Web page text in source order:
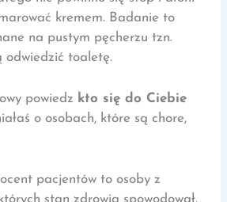
kremem. Badanie to
na pustym pęcherzu tzn.
odwiedzić toaletę.
powiedz kto się do Ciebie
o osobach, które są chore,
pacjentów to osoby z